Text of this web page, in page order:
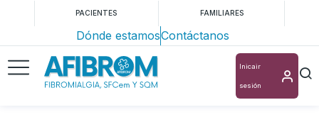
PACIENTES FAMILIARES
Dónde estamosContáctanos
Inicair
sesión